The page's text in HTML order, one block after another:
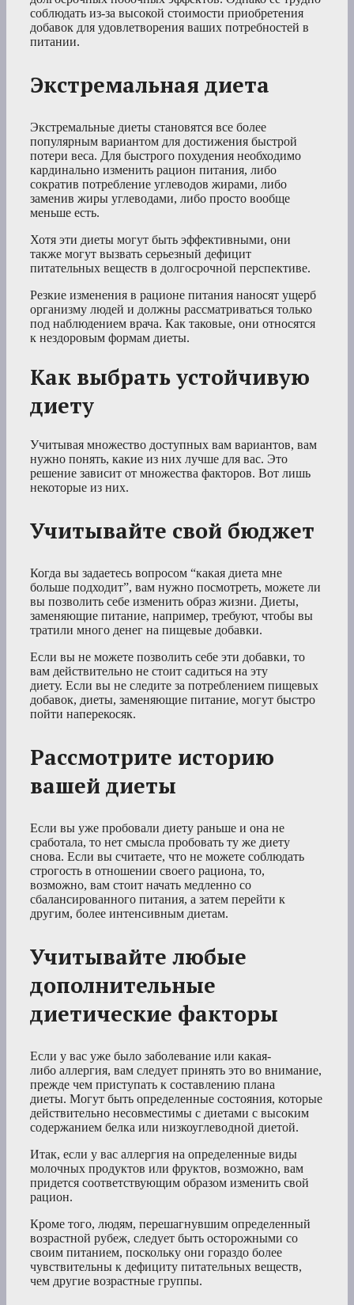
соблюдать из-за высокой стоимости приобретения
добавок для удовлетворения ваших потребностей в
питании.
Экстремальная диета
Экстремальные диеты становятся все более
популярным вариантом для достижения быстрой
потери веса. Для быстрого похудения необходимо
кардинально изменить рацион питания, либо
сократив потребление углеводов жирами, либо
заменив жиры углеводами, либо просто вообще
меньше есть.
Хотя эти диеты могут быть эффективными, они
также могут вызвать серьезный дефицит
питательных веществ в долгосрочной перспективе.
Резкие изменения в рационе питания наносят ущерб
организму людей и должны рассматриваться только
под наблюдением врача. Как таковые, они относятся
к нездоровым формам диеты.
Как выбрать устойчивую
диету
Учитывая множество доступных вам вариантов, вам
нужно понять, какие из них лучше для вас. Это
решение зависит от множества факторов. Вот лишь
некоторые из них.
Учитывайте свой бюджет
Когда вы задаетесь вопросом “какая диета мне
больше подходит”, вам нужно посмотреть, можете ли
вы позволить себе изменить образ жизни. Диеты,
заменяющие питание, например, требуют, чтобы вы
тратили много денег на пищевые добавки.
Если вы не можете позволить себе эти добавки, то
вам действительно не стоит садиться на эту
диету. Если вы не следите за потреблением пищевых
добавок, диеты, заменяющие питание, могут быстро
пойти наперекосяк.
Рассмотрите историю
вашей диеты
Если вы уже пробовали диету раньше и она не
сработала, то нет смысла пробовать ту же диету
снова. Если вы считаете, что не можете соблюдать
строгость в отношении своего рациона, то,
возможно, вам стоит начать медленно со
сбалансированного питания, а затем перейти к
другим, более интенсивным диетам.
Учитывайте любые
дополнительные
диетические факторы
Если у вас уже было заболевание или какая-
либо аллергия, вам следует принять это во внимание,
прежде чем приступать к составлению плана
диеты. Могут быть определенные состояния, которые
действительно несовместимы с диетами с высоким
содержанием белка или низкоуглеводной диетой.
Итак, если у вас аллергия на определенные виды
молочных продуктов или фруктов, возможно, вам
придется соответствующим образом изменить свой
рацион.
Кроме того, людям, перешагнувшим определенный
возрастной рубеж, следует быть осторожными со
своим питанием, поскольку они гораздо более
чувствительны к дефициту питательных веществ,
чем другие возрастные группы.